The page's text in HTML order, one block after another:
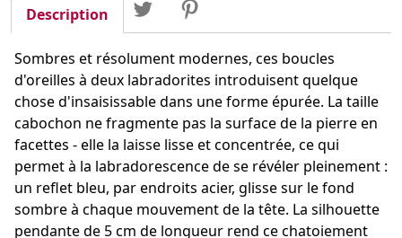
Partager
Description
Sombres et résolument modernes, ces boucles
d'oreilles à deux labradorites introduisent quelque
chose d'insaisissable dans une forme épurée. La taille
cabochon ne fragmente pas la surface de la pierre en
facettes - elle la laisse lisse et concentrée, ce qui
permet à la labradorescence de se révéler pleinement :
un reflet bleu, par endroits acier, glisse sur le fond
sombre à chaque mouvement de la tête. La silhouette
pendante de 5 cm de longueur rend ce chatoiement